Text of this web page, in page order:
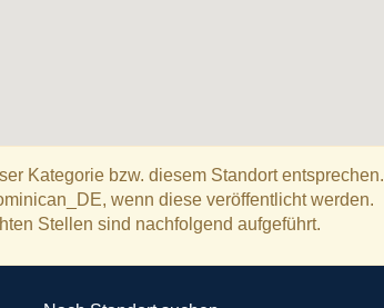
Kategorie bzw. diesem Standort entsprechen.
wenn diese veröffentlicht werden.
Stellen sind nachfolgend aufgeführt.